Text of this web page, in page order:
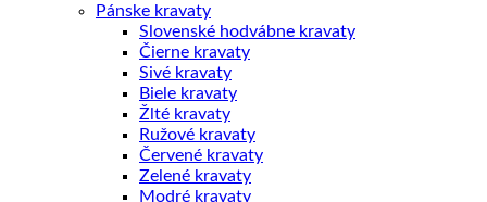
Pánske kravaty
Slovenské hodvábne kravaty
Čierne kravaty
Sivé kravaty
Biele kravaty
Žlté kravaty
Ružové kravaty
Červené kravaty
Zelené kravaty
Modré kravaty